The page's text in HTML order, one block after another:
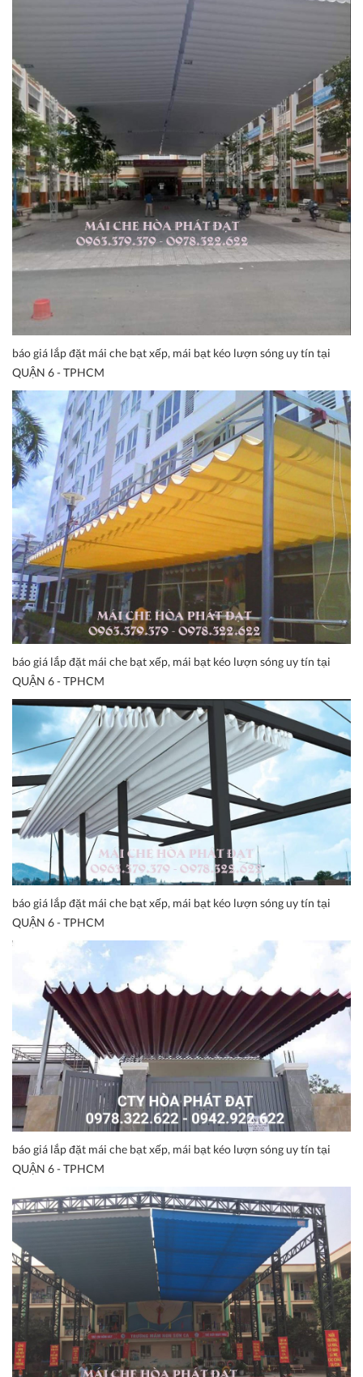
báo giá lắp đặt mái che bạt xếp, mái bạt kéo lượn sóng uy tín tại
QUẬN 6 - TPHCM
báo giá lắp đặt mái che bạt xếp, mái bạt kéo lượn sóng uy tín tại
QUẬN 6 - TPHCM
báo giá lắp đặt mái che bạt xếp, mái bạt kéo lượn sóng uy tín tại
QUẬN 6 - TPHCM
báo giá lắp đặt mái che bạt xếp, mái bạt kéo lượn sóng uy tín tại
QUẬN 6 - TPHCM